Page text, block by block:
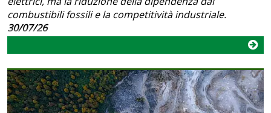
combustibili fossili e la competitività industriale.
30/07/26